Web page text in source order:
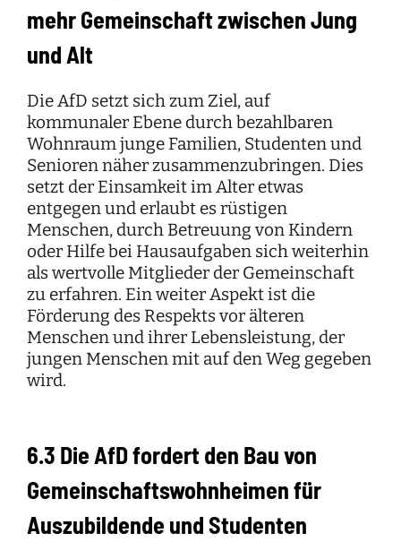
mehr Gemeinschaft zwischen Jung
und Alt
Die AfD setzt sich zum Ziel, auf
kommunaler Ebene durch bezahlbaren
Wohnraum junge Familien, Studenten und
Senioren näher zusammenzubringen. Dies
setzt der Einsamkeit im Alter etwas
entgegen und erlaubt es rüstigen
Menschen, durch Betreuung von Kindern
oder Hilfe bei Hausaufgaben sich weiterhin
als wertvolle Mitglieder der Gemeinschaft
zu erfahren. Ein weiter Aspekt ist die
Förderung des Respekts vor älteren
Menschen und ihrer Lebensleistung, der
jungen Menschen mit auf den Weg gegeben
wird.
6.3 Die AfD fordert den Bau von
Gemeinschaftswohnheimen für
Auszubildende und Studenten